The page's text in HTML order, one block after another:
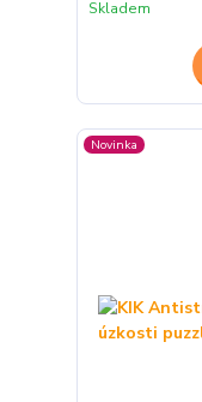
Skladem
Novinka